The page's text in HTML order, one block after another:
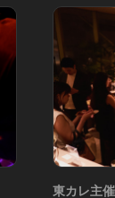
東カレ主